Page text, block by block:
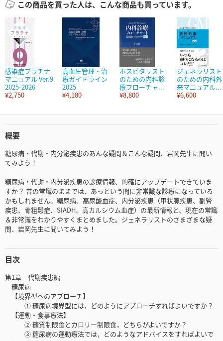
この商品を買った人は、こんな商品も買っています。
感染症プラチナ
マニュアル Ver.9
2025-2026
¥2,750
高血圧管理・治
療ガイドライン
2025
¥4,180
ホスピタリスト
のための内科診
療フローチャ...
¥8,800
ジェネラリスト
のための内科外
来マニュアル...
¥6,600
概要
糖尿病・代謝・内分泌疾患のあんな疑問＆こんな疑問、岩岡先生に聞い
てみよう！
糖尿病・代謝・内分泌疾患の診療情報、的確にアップデートできていま
すか？ 昔の常識のままでは、あっという間に非常識な診療になっている
かもしれません。糖尿病、高尿酸血症、内分泌疾患（甲状腺疾患、副腎
疾患、骨粗鬆症、SIADH、高カルシウム血症）の最新情報と、現在の常識
＆非常識をわかりやすくまとめました。ジェネラリストのさまざまな疑
問、岩岡先生に聞いてみよう！
目次
第1章 代謝疾患編
糖尿病
【境界型へのアプローチ】
① 糖尿病境界型には，どのようにアプローチすればよいですか？
【運動・食事療法】
② 糖質制限食とカロリー制限食，どちらがよいですか？
③ 糖尿病の運動療法では，どのようなアドバイスをすればよいで